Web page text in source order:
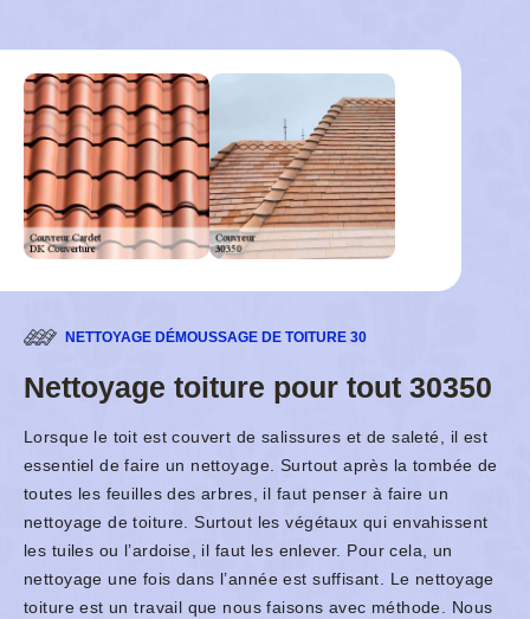
NETTOYAGE DÉMOUSSAGE DE TOITURE 30
Nettoyage toiture pour tout 30350
Lorsque le toit est couvert de salissures et de saleté, il est
essentiel de faire un nettoyage. Surtout après la tombée de
toutes les feuilles des arbres, il faut penser à faire un
nettoyage de toiture. Surtout les végétaux qui envahissent
les tuiles ou l’ardoise, il faut les enlever. Pour cela, un
nettoyage une fois dans l’année est suffisant. Le nettoyage
toiture est un travail que nous faisons avec méthode. Nous